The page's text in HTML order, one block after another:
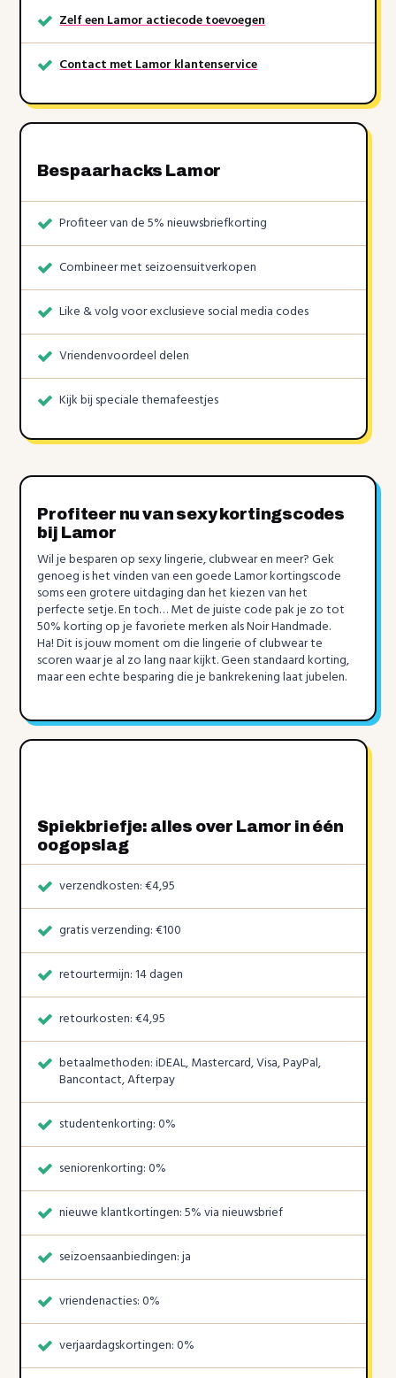
Zelf een Lamor actiecode toevoegen
Contact met Lamor klantenservice
Bespaarhacks Lamor
Profiteer van de 5% nieuwsbriefkorting
Combineer met seizoensuitverkopen
Like & volg voor exclusieve social media codes
Vriendenvoordeel delen
Kijk bij speciale themafeestjes
Profiteer nu van sexy kortingscodes
bij Lamor
Wil je besparen op sexy lingerie, clubwear en meer? Gek
genoeg is het vinden van een goede Lamor kortingscode
soms een grotere uitdaging dan het kiezen van het
perfecte setje. En toch… Met de juiste code pak je zo tot
50% korting op je favoriete merken als Noir Handmade.
Ha! Dit is jouw moment om die lingerie of clubwear te
scoren waar je al zo lang naar kijkt. Geen standaard korting,
maar een echte besparing die je bankrekening laat jubelen.
Spiekbriefje: alles over Lamor in één
oogopslag
verzendkosten: €4,95
gratis verzending: €100
retourtermijn: 14 dagen
retourkosten: €4,95
betaalmethoden: iDEAL, Mastercard, Visa, PayPal,
Bancontact, Afterpay
studentenkorting: 0%
seniorenkorting: 0%
nieuwe klantkortingen: 5% via nieuwsbrief
seizoensaanbiedingen: ja
vriendenacties: 0%
verjaardagskortingen: 0%